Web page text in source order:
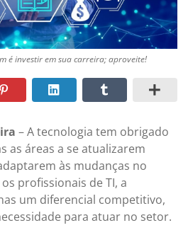
é investir em sua carreira; aproveite!
– A tecnologia tem obrigado
as áreas a se atualizarem
às mudanças no
profissionais de TI, a
um diferencial competitivo,
para atuar no setor.